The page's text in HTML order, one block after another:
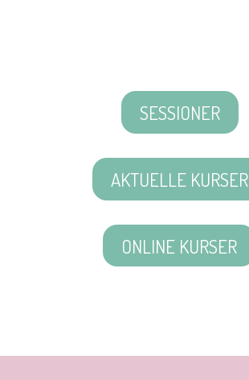
SESSIONER
AKTUELLE KURSER
ONLINE KURSER